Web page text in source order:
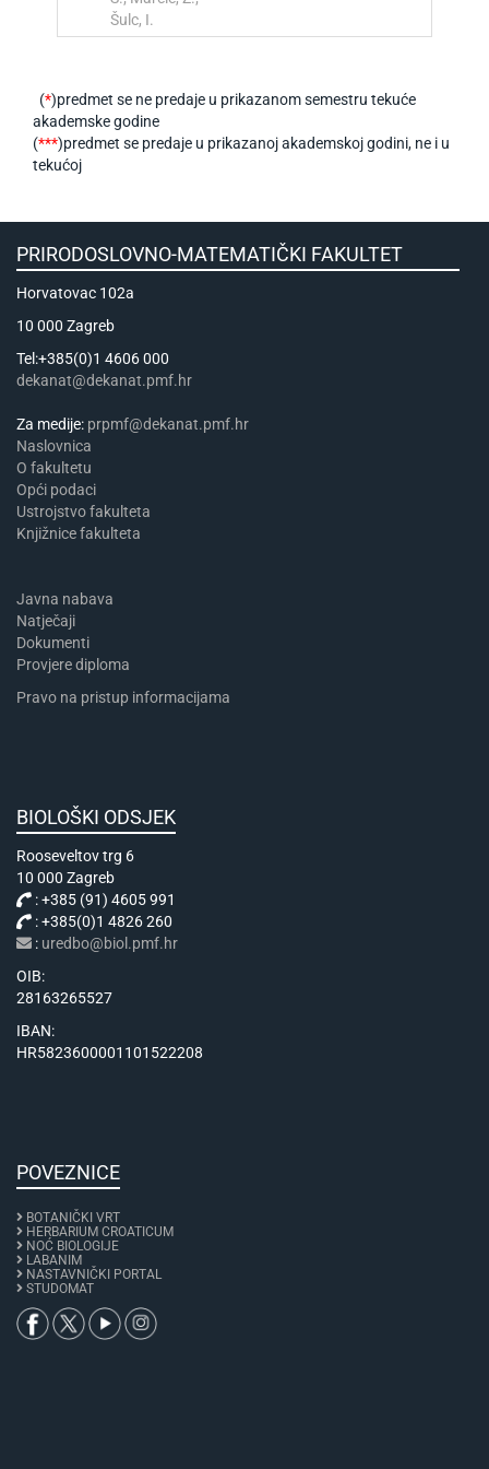
Šulc, I.
(*)predmet se ne predaje u prikazanom semestru tekuće
akademske godine
(***)predmet se predaje u prikazanoj akademskoj godini, ne i u
tekućoj
PRIRODOSLOVNO-MATEMATIČKI FAKULTET
Horvatovac 102a
10 000 Zagreb
Tel:+385(0)1 4606 000
dekanat@dekanat.pmf.hr
Za medije: prpmf@dekanat.pmf.hr
Naslovnica
​​​O fakultetu
Opći podaci
Ustrojstvo fakulteta
Knjižnice fakulteta
Javna nabava
Natječaji
Dokumenti
Provjere diploma
Pravo na pristup informacijama
BIOLOŠKI ODSJEK
Rooseveltov trg 6
10 000 Zagreb
: +385 (91) 4605 991
: +385(0)1 4826 260
: uredbo@biol.pmf.hr
OIB:
28163265527
IBAN:
HR5823600001101522208
POVEZNICE
BOTANIČKI VRT
HERBARIUM CROATICUM
NOĆ BIOLOGIJE
LABANIM
NASTAVNIČKI PORTAL
STUDOMAT